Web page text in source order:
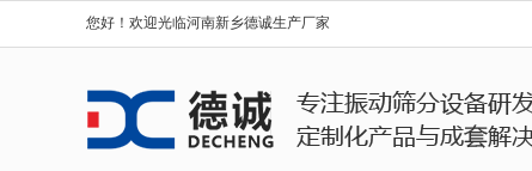
您好！欢迎光临河南新乡德诚生产厂家